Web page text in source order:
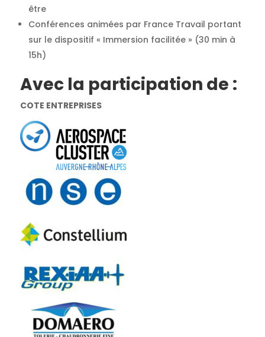
être
Conférences animées par France Travail portant
sur le dispositif « Immersion facilitée » (30 min à
15h)
Avec la participation de :
COTE ENTREPRISES